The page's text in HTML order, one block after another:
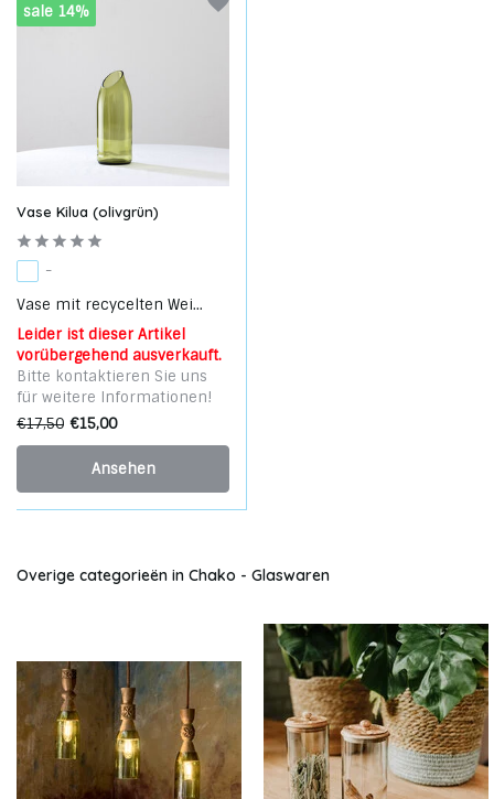
sale 14%
Vase Kilua (olivgrün)
-
Vase mit recycelten Wei...
Leider ist dieser Artikel
vorübergehend ausverkauft.
Bitte kontaktieren Sie uns
für weitere Informationen!
€17,50 €15,00
Ansehen
Overige categorieën in Chako - Glaswaren